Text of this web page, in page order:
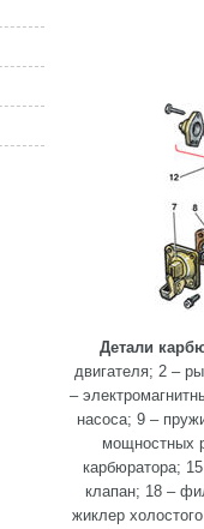
Детали
двигателя; 2 –
–
насоса; 9 –
мощностных
карбюратора;
клапан; 18 –
жиклер